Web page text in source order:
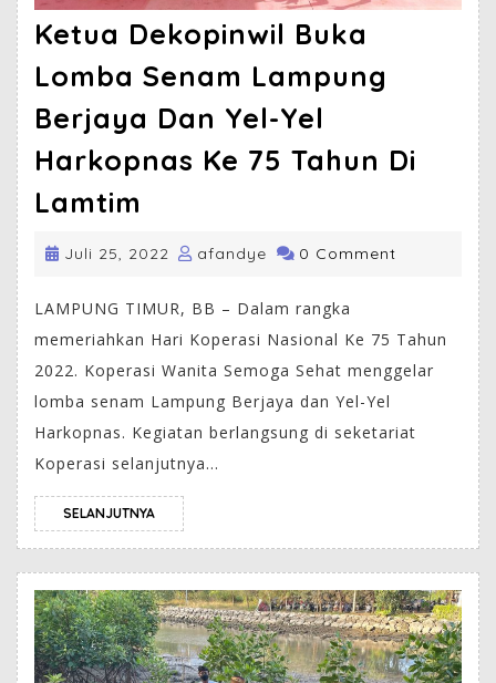
Ketua Dekopinwil Buka
Lomba Senam Lampung
Berjaya Dan Yel-Yel
Harkopnas Ke 75 Tahun Di
Lamtim
Juli 25, 2022 afandye 0 Comment
LAMPUNG TIMUR, BB – Dalam rangka
memeriahkan Hari Koperasi Nasional Ke 75 Tahun
2022. Koperasi Wanita Semoga Sehat menggelar
lomba senam Lampung Berjaya dan Yel-Yel
Harkopnas. Kegiatan berlangsung di seketariat
Koperasi selanjutnya...
SELANJUTNYA